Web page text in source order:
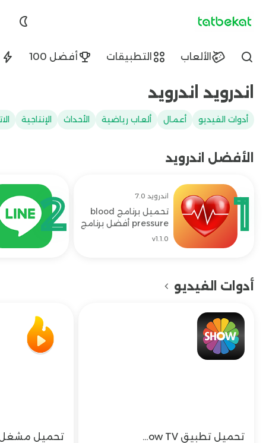
tatbekat.net
الألعاب التطبيقات أفضل 100
Find
اندرويد اندرويد
أدوات الفيديو أعمال ألعاب رياضية الأحداث الإنتاجية
الأفضل اندرويد
تحميل برنامج blood
pressure أفضل برنامج
قياس الضغط مجاناً
اندرويد 7.0
v1.1.0
أدوات الفيديو
تحميل تطبيق Show TV وتحديث شو تيفي بالعربي اخر اصدار